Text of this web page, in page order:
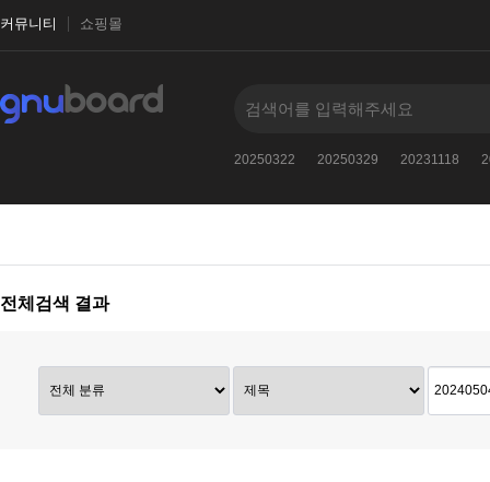
커뮤니티 쇼핑몰
20250322 20250329 20231118
전체검색 결과